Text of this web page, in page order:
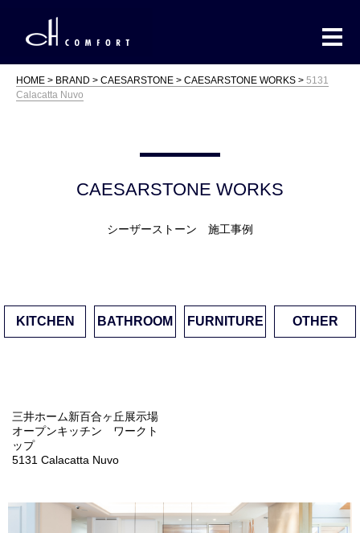
HOME BRAND CAESARSTONE CAESARSTONE WORKS
5131
Calacatta Nuvo
CAESARSTONE WORKS
シーザーストーン 施工事例
KITCHEN BATHROOM FURNITURE OTHER
三井ホーム新百合ヶ丘展示場
オープンキッチン ワークト
ップ
5131 Calacatta Nuvo